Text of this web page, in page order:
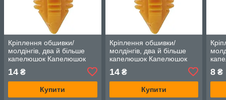
Кріплення обшивки/
молдінгів, два й більше
капелюшок Капелюшок
Капелюшок з вирізом —
Alfa Romeo 33
14 ₴
Купити
Кріплення обшивки/
молдінгів, два й більше
капелюшок Капелюшок
Капелюшок з вирізом —
Alfa Romeo 33
14₴
Купити
Alfa
8 ₴